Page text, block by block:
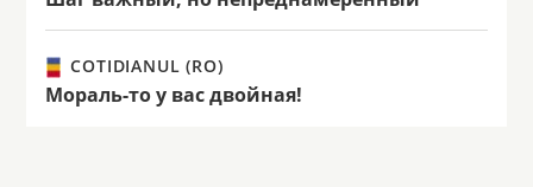
COTIDIANUL (RO)
Мораль-то у вас двойная!